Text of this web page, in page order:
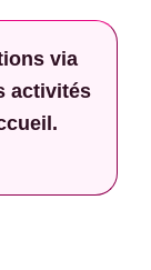
via
activités